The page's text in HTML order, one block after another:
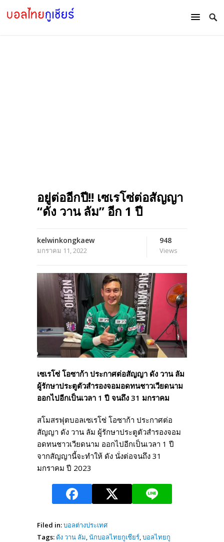
อยู่ต่ออีกปี!! เซเรโซ่ต่อสัญญา
“ดัง วาน ลัม” อีก 1 ปี
kelwinkongkaew
มกราคม 11, 2022
948
Views
เซเรโซ่ โอซาก้า ประกาศต่อสัญญา ดัง วาน ลัม
ผู้รักษาประตูตัวสำรองจอมอดทนชาวเวียดนาม
ออกไปอีกเป็นเวลา 1 ปี จนถึง 31 มกราคม
สโมสรฟุตบอลเซเรโซ่ โอซาก้า ประกาศต่อ
สัญญา ดัง วาน ลัม ผู้รักษาประตูตัวสำรองจอม
อดทนชาวเวียดนาม ออกไปอีกเป็นเวลา 1 ปี
จากสัญญานี้จะทำให้ ดัง นั่งต่อจนถึง 31
มกราคม ปี 2023
Filed in:บอลต่างประเทศ
Tags:ดัง วาน ลัม,นักบอลไทยกูเชียร์,บอลไทยกู